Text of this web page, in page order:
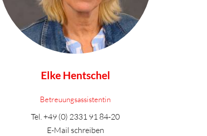
Elke Hentschel
Betreuungsassistentin
Tel.+49 (0) 2331 91 84-20
E-Mail schreiben